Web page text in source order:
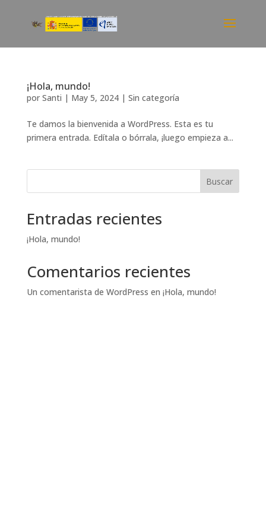
¡Hola, mundo!
por Santi | May 5, 2024| Sin categoría
Te damos la bienvenida a WordPress. Esta es tu
primera entrada. Edítala o bórrala, ¡luego empieza a...
Buscar
Entradas recientes
¡Hola, mundo!
Comentarios recientes
Un comentarista de WordPress en ¡Hola, mundo!